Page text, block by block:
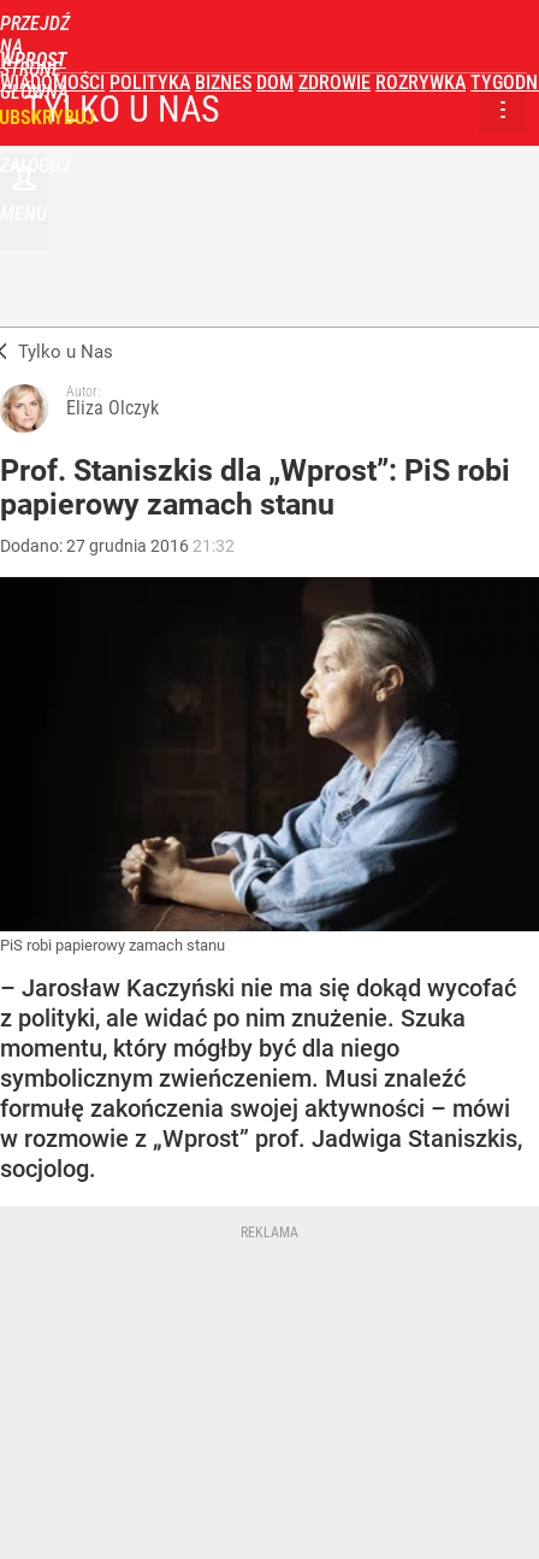
PRZEJDŹ
NA
STRONĘ
GŁÓWNĄ
WPROST
WIADOMOŚCI POLITYKA BIZNES DOM ZDROWIE ROZRYWKA
TYLKO U NAS
Tylko u Nas
Autor:
Eliza Olczyk
Prof. Staniszkis dla „Wprost”: PiS robi
papierowy zamach stanu
Dodano:27grudnia 2016 21:32
PiS robi papierowy zamach stanu
– Jarosław Kaczyński nie ma się dokąd wycofać
z polityki, ale widać po nim znużenie. Szuka
momentu, który mógłby być dla niego
symbolicznym zwieńczeniem. Musi znaleźć
formułę zakończenia swojej aktywności – mówi
w rozmowie z „Wprost” prof. Jadwiga Staniszkis,
socjolog.